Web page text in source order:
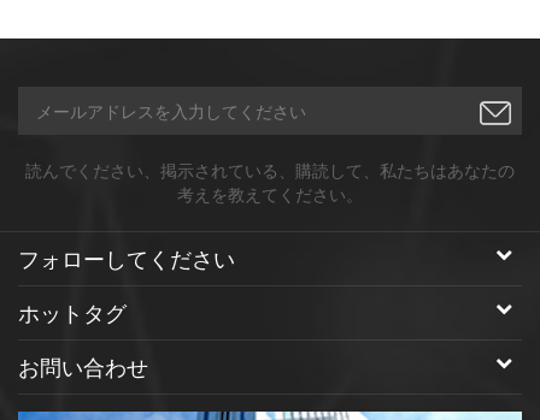
読んでください、掲示されている、購読して、私たちはあなたの
考えを教えてください。
フォローしてください
ホットタグ
お問い合わせ